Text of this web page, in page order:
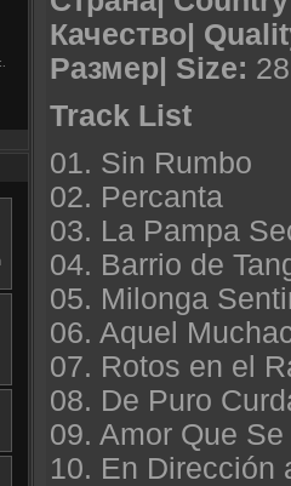
Качество|
Размер| Size:
Track List
01. Sin Rumbo
02. Percanta
03. La Pampa
04. Barrio de
05. Milonga
06. Aquel
07. Rotos en el
08. De Puro
09. Amor Que
10. En Dirección